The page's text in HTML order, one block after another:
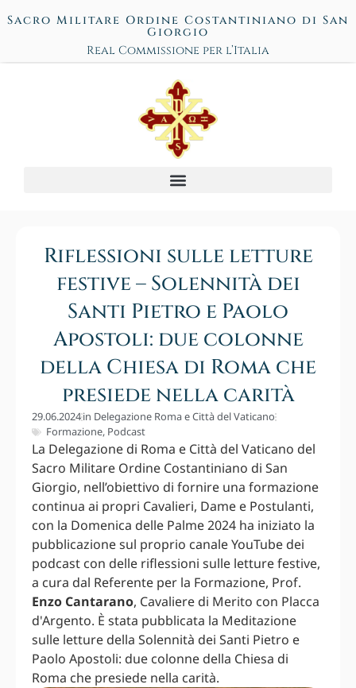
Sacro Militare Ordine Costantiniano di San
Giorgio
Real Commissione per l’Italia
Riflessioni sulle letture
festive – Solennità dei
Santi Pietro e Paolo
Apostoli: due colonne
della Chiesa di Roma che
presiede nella carità
29.06.2024in Delegazione Roma e Città del Vaticano
Formazione, Podcast
La Delegazione di Roma e Città del Vaticano del
Sacro Militare Ordine Costantiniano di San
Giorgio, nell’obiettivo di fornire una formazione
continua ai propri Cavalieri, Dame e Postulanti,
con la Domenica delle Palme 2024 ha iniziato la
pubblicazione sul proprio canale YouTube dei
podcast con delle riflessioni sulle letture festive,
a cura dal Referente per la Formazione, Prof.
Enzo Cantarano, Cavaliere di Merito con Placca
d'Argento. È stata pubblicata la Meditazione
sulle letture della Solennità dei Santi Pietro e
Paolo Apostoli: due colonne della Chiesa di
Roma che presiede nella carità.